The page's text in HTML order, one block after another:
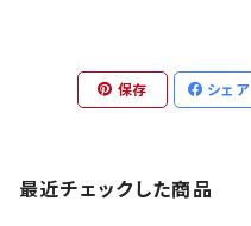
保存 シェア
最近チェックした商品